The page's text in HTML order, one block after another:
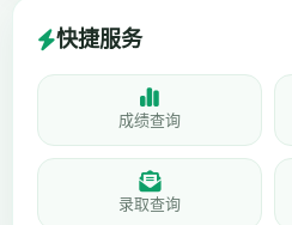
快捷服务
成绩查询
录取查询